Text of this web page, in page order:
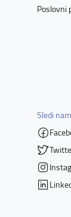
Poslovni
Sledi nam